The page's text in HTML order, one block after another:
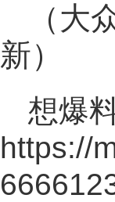
（大
新）
想爆
https://